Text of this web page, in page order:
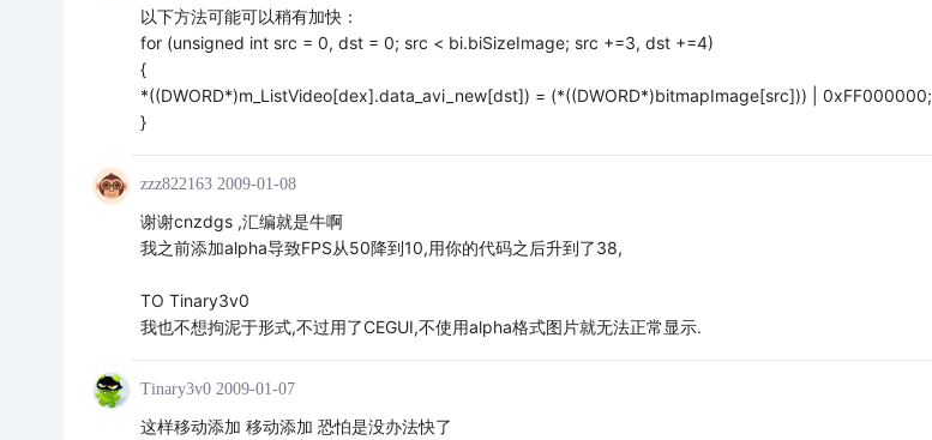
以下方法可能可以稍有加快：
for (unsigned int src = 0, dst = 0; src < bi.biSizeImage; src +=3, dst +=4)
{
*((DWORD*)m_ListVideo[dex].data_avi_new[dst]) = (*((DWORD*)bitmapImage[src])) | 0xFF000000;
}
zzz822163 2009-01-08
谢谢cnzdgs ,汇编就是牛啊
我之前添加alpha导致FPS从50降到10,用你的代码之后升到了38,
TO Tinary3v0
我也不想拘泥于形式,不过用了CEGUI,不使用alpha格式图片就无法正常显示.
Tinary3v0 2009-01-07
这样移动添加 移动添加 恐怕是没办法快了